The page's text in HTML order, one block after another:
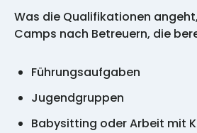
Was die Qualifikationen
Camps nach Betreuern, die
Führungsaufgaben
Jugendgruppen
Babysitting oder Arbeit mit